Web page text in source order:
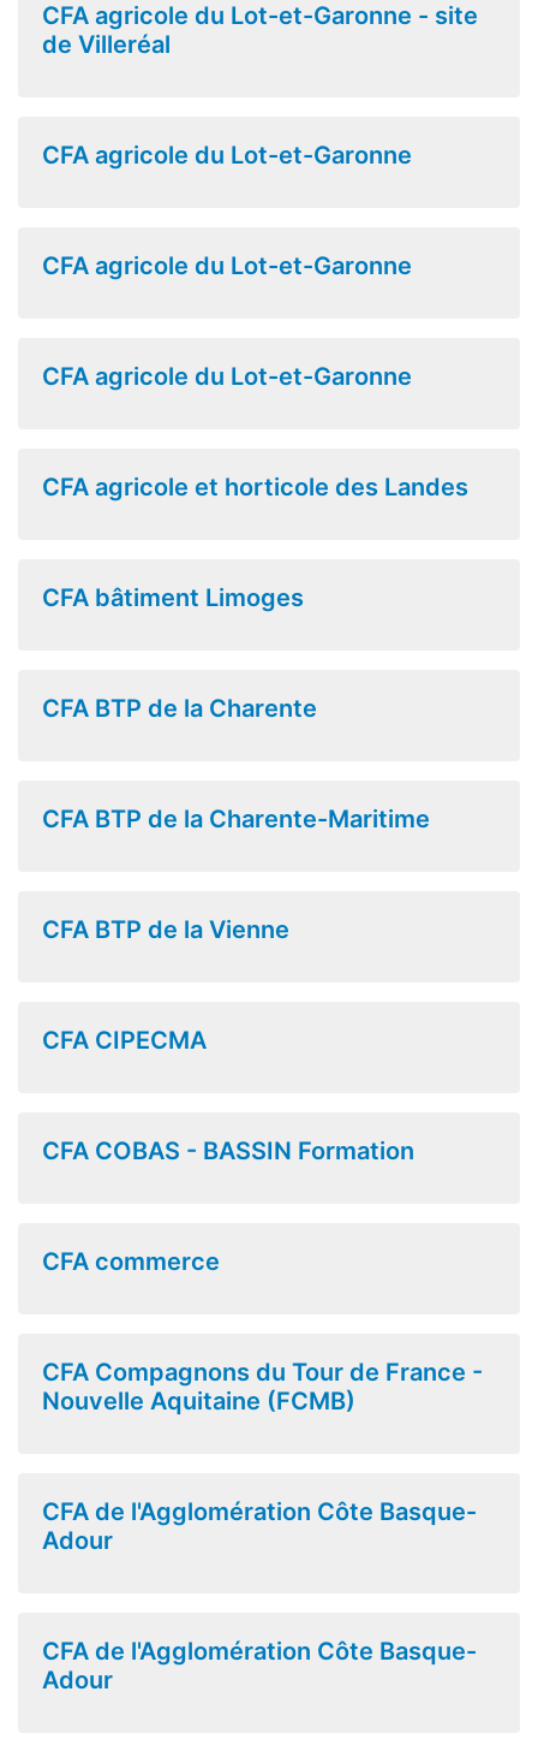
CFA agricole du Lot-et-Garonne - site
de Villeréal
CFA agricole du Lot-et-Garonne
CFA agricole du Lot-et-Garonne
CFA agricole du Lot-et-Garonne
CFA agricole et horticole des Landes
CFA bâtiment Limoges
CFA BTP de la Charente
CFA BTP de la Charente-Maritime
CFA BTP de la Vienne
CFA CIPECMA
CFA COBAS - BASSIN Formation
CFA commerce
CFA Compagnons du Tour de France -
Nouvelle Aquitaine (FCMB)
CFA de l'Agglomération Côte Basque-
Adour
CFA de l'Agglomération Côte Basque-
Adour